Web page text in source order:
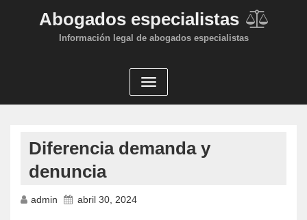
Abogados especialistas
Información legal de abogados especialistas
Diferencia demanda y
denuncia
admin abril 30, 2024